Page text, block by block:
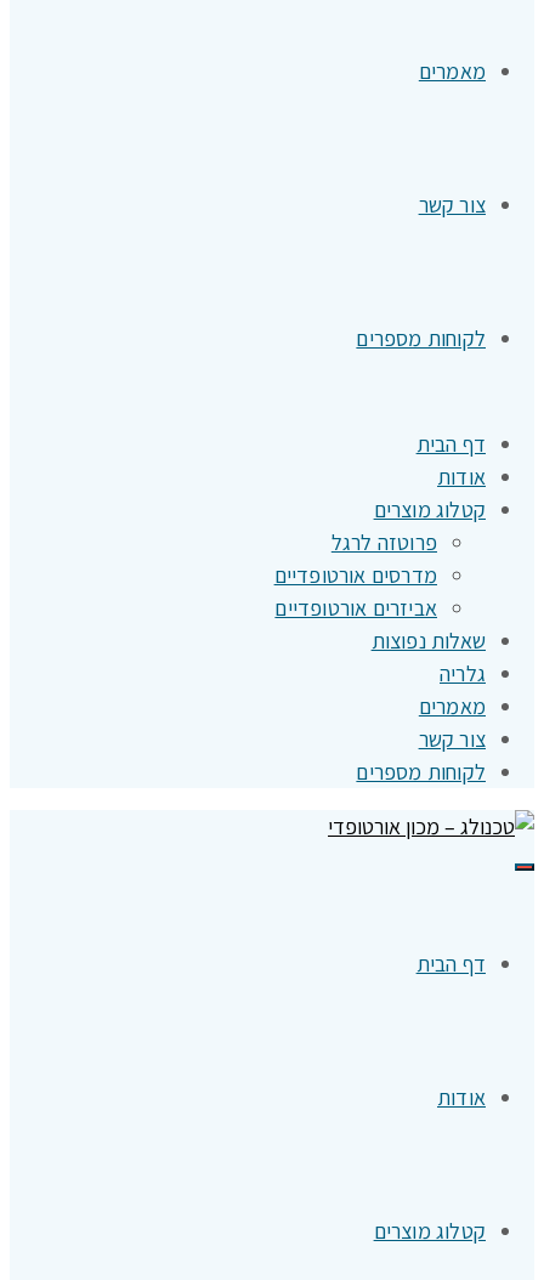
מאמרים
צור קשר
לקוחות מספרים
דף הבית
אודות
קטלוג מוצרים
פרוטזה לרגל
מדרסים אורטופדיים
אביזרים אורטופדיים
שאלות נפוצות
גלריה
מאמרים
צור קשר
לקוחות מספרים
תפריט
דף הבית
אודות
קטלוג מוצרים